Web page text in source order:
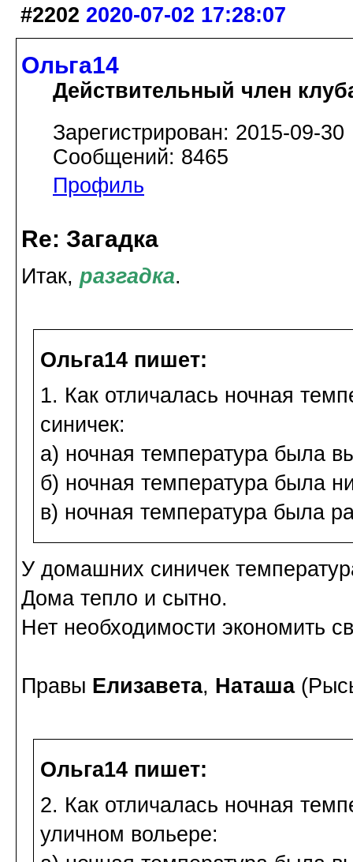
#2202 2020-07-02 17:28:07
Ольга14
Действительный член
Зарегистрирован: 2015-09-30
Сообщений: 8465
Профиль
Re: Загадка
Итак, разгадка.
Ольга14 пишет:
1. Как отличалась ночная
синичек:
а) ночная температура была
б) ночная температура была
в) ночная температура была
У домашних синичек
Дома тепло и сытно.
Нет необходимости экономить
Правы Елизавета, Наташа
Ольга14 пишет:
2. Как отличалась ночная
уличном вольере: